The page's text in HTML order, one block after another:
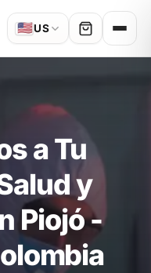
🇺🇸US
a Tu
y
Piojó -